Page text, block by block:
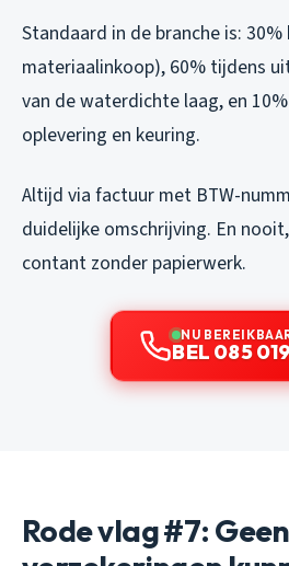
Standaard in de branche is:
materiaalinkoop), 60% tijdens
van de waterdichte laag, en
oplevering en keuring.
Altijd via factuur met BTW-
duidelijke omschrijving. En
contant zonder papierwerk.
NU
BEL 085
Rode vlag #7: Geen